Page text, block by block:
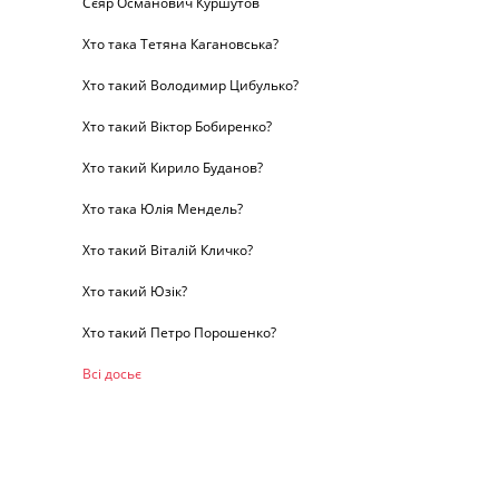
Хто така Тетяна Кагановська?
Хто такий Володимир Цибулько?
Хто такий Віктор Бобиренко?
Хто такий Кирило Буданов?
Хто така Юлія Мендель?
Хто такий Віталій Кличко?
Хто такий Юзік?
Хто такий Петро Порошенко?
Всі досьє